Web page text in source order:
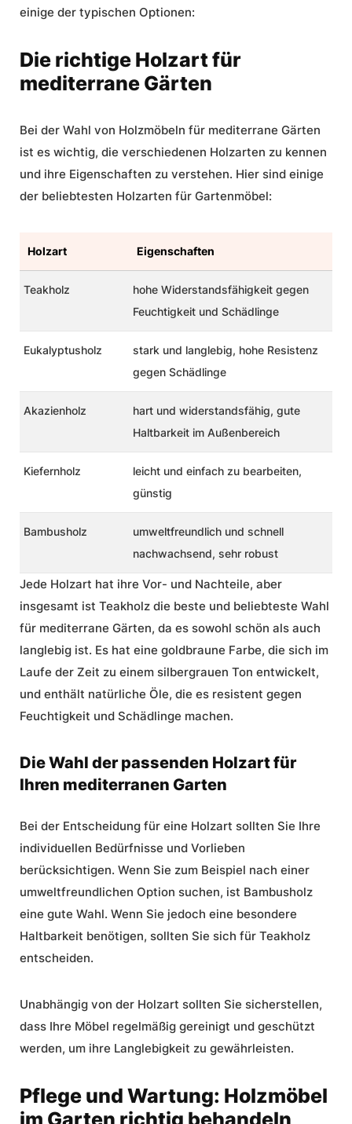
einige der typischen Optionen:
Die richtige Holzart für
mediterrane Gärten
Bei der Wahl von Holzmöbeln für mediterrane Gärten
ist es wichtig, die verschiedenen Holzarten zu kennen
und ihre Eigenschaften zu verstehen. Hier sind einige
der beliebtesten Holzarten für Gartenmöbel:
Holzart Eigenschaften
Teakholz
hohe Widerstandsfähigkeit gegen
Feuchtigkeit und Schädlinge
Eukalyptusholz
stark und langlebig, hohe Resistenz
gegen Schädlinge
Akazienholz
hart und widerstandsfähig, gute
Haltbarkeit im Außenbereich
Kiefernholz
leicht und einfach zu bearbeiten,
günstig
Bambusholz
umweltfreundlich und schnell
nachwachsend, sehr robust
Jede Holzart hat ihre Vor- und Nachteile, aber
insgesamt ist Teakholz die beste und beliebteste Wahl
für mediterrane Gärten, da es sowohl schön als auch
langlebig ist. Es hat eine goldbraune Farbe, die sich im
Laufe der Zeit zu einem silbergrauen Ton entwickelt,
und enthält natürliche Öle, die es resistent gegen
Feuchtigkeit und Schädlinge machen.
Die Wahl der passenden Holzart für
Ihren mediterranen Garten
Bei der Entscheidung für eine Holzart sollten Sie Ihre
individuellen Bedürfnisse und Vorlieben
berücksichtigen. Wenn Sie zum Beispiel nach einer
umweltfreundlichen Option suchen, ist Bambusholz
eine gute Wahl. Wenn Sie jedoch eine besondere
Haltbarkeit benötigen, sollten Sie sich für Teakholz
entscheiden.
Unabhängig von der Holzart sollten Sie sicherstellen,
dass Ihre Möbel regelmäßig gereinigt und geschützt
werden, um ihre Langlebigkeit zu gewährleisten.
Pflege und Wartung: Holzmöbel